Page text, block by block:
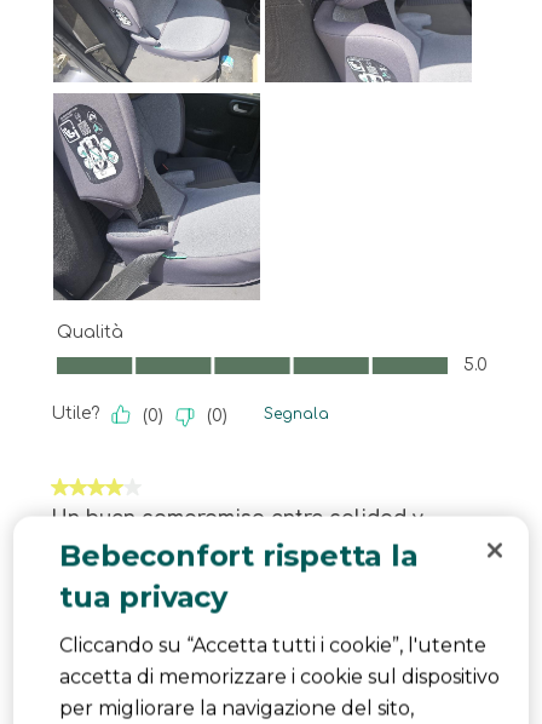
Qualità
Qualità, 5.0 su 5
5.0
Utile? (0) (0) Segnala
4 su 5 stelle.
Un buen compromiso entre calidad y
precio
un anno fa
Lo que más nos ha gustado es lo fácil que se
pliega y lo poco que ocupa. No pesa casi nada,
así que es perfecta para moverla entre coches o
Bebeconfort rispetta la
tua privacy
Cliccando su “Accetta tutti i cookie”, l'utente
accetta di memorizzare i cookie sul dispositivo
per migliorare la navigazione del sito,